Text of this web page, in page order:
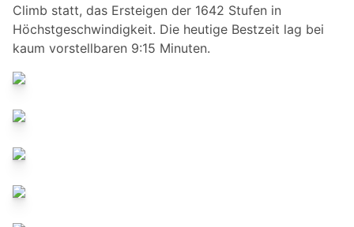
Climb statt, das Ersteigen der 1642 Stufen in
Höchstgeschwindigkeit. Die heutige Bestzeit lag bei
kaum vorstellbaren 9:15 Minuten.